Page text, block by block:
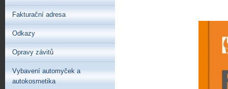
Fakturační adresa
Odkazy
Opravy závitů
Vybavení automyček a
autokosmetika